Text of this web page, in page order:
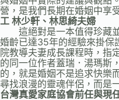
營，是我們長期在婚姻中享
工 林少軒、林思綺夫婦
這絕對是一本值得珍藏
婚齡已達35年的經驗來掛保
院教導夫妻成長課程時，指
的同一位作者蓋瑞．湯瑪斯
的，就是婚姻不是追求快樂
尋找浪漫的靈魂伴侶，而是
台灣真愛家庭協會前任與現